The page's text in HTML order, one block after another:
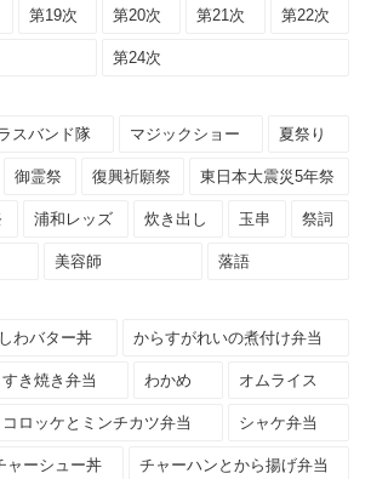
第19次 第20次 第21次 第22次
第24次
スバンド隊 マジックショー 夏祭り
御霊祭 復興祈願祭 東日本大震災5年祭
浦和レッズ 炊き出し 玉串 祭詞
美容師 落語
わバター丼 からすがれいの煮付け弁当
すき焼き弁当 わかめ オムライス
コロッケとミンチカツ弁当 シャケ弁当
ャーシュー丼 チャーハンとから揚げ弁当